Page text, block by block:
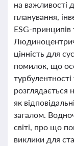
на важливості
планування,
ESG-принципів
цінність для
помилок, що
турбулентності
розглядається
як
загалом.
світі, про що
виклики для